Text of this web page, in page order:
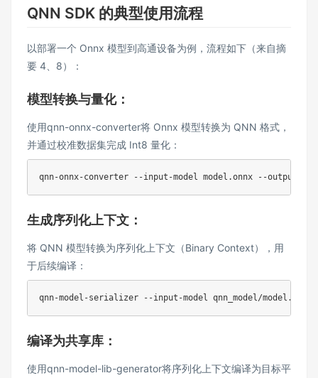
QNN SDK 的典型使用流程
以部署一个 Onnx 模型到高通设备为例，流程如下（来自摘
要 4、8）：
模型转换与量化：
使用qnn-onnx-converter将 Onnx 模型转换为 QNN 格式，
并通过校准数据集完成 Int8 量化：
生成序列化上下文：
将 QNN 模型转换为序列化上下文（Binary Context），用
于后续编译：
编译为共享库：
使用qnn-model-lib-generator将序列化上下文编译为目标平